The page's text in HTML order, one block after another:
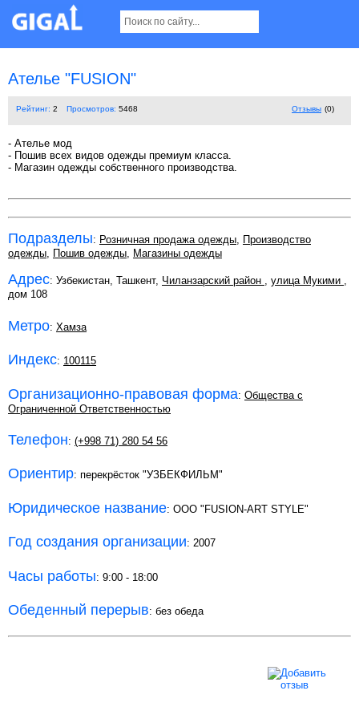
Ателье "FUSION"
Рейтинг: 2 Просмотров: 5468 Отзывы (0)
- Ателье мод
- Пошив всех видов одежды премиум класса.
- Магазин одежды собственного производства.
Подразделы: Розничная продажа одежды, Производство
одежды, Пошив одежды, Магазины одежды
Адрес: Узбекистан, Ташкент, Чиланзарский район , улица Мукими ,
дом 108
Метро: Хамза
Индекс: 100115
Организационно-правовая форма: Общества с
Ограниченной Ответственностью
Телефон: (+998 71) 280 54 56
Ориентир: перекрёсток "УЗБЕКФИЛЬМ"
Юридическое название: ООО "FUSION-ART STYLE"
Год создания организации: 2007
Часы работы: 9:00 - 18:00
Обеденный перерыв: без обеда